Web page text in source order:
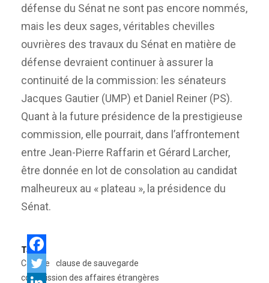
défense du Sénat ne sont pas encore nommés,
mais les deux sages, véritables chevilles
ouvrières des travaux du Sénat en matière de
défense devraient continuer à assurer la
continuité de la commission: les sénateurs
Jacques Gautier (UMP) et Daniel Reiner (PS).
Quant à la future présidence de la prestigieuse
commission, elle pourrait, dans l’affrontement
entre Jean-Pierre Raffarin et Gérard Larcher,
être donnée en lot de consolation au candidat
malheureux au « plateau », la présidence du
Sénat.
Tags:
Carrère
clause de sauvegarde
commission des affaires étrangères